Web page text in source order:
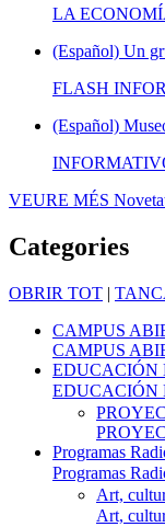
LA
(Español) Un
FLASH
(Español)
VEURE MÉS
Categories
OBRIR TOT |
CAMPUS
CAMPUS
EDUCACIÓN
EDUCACIÓN
Programas
Programas
Art,
Art,